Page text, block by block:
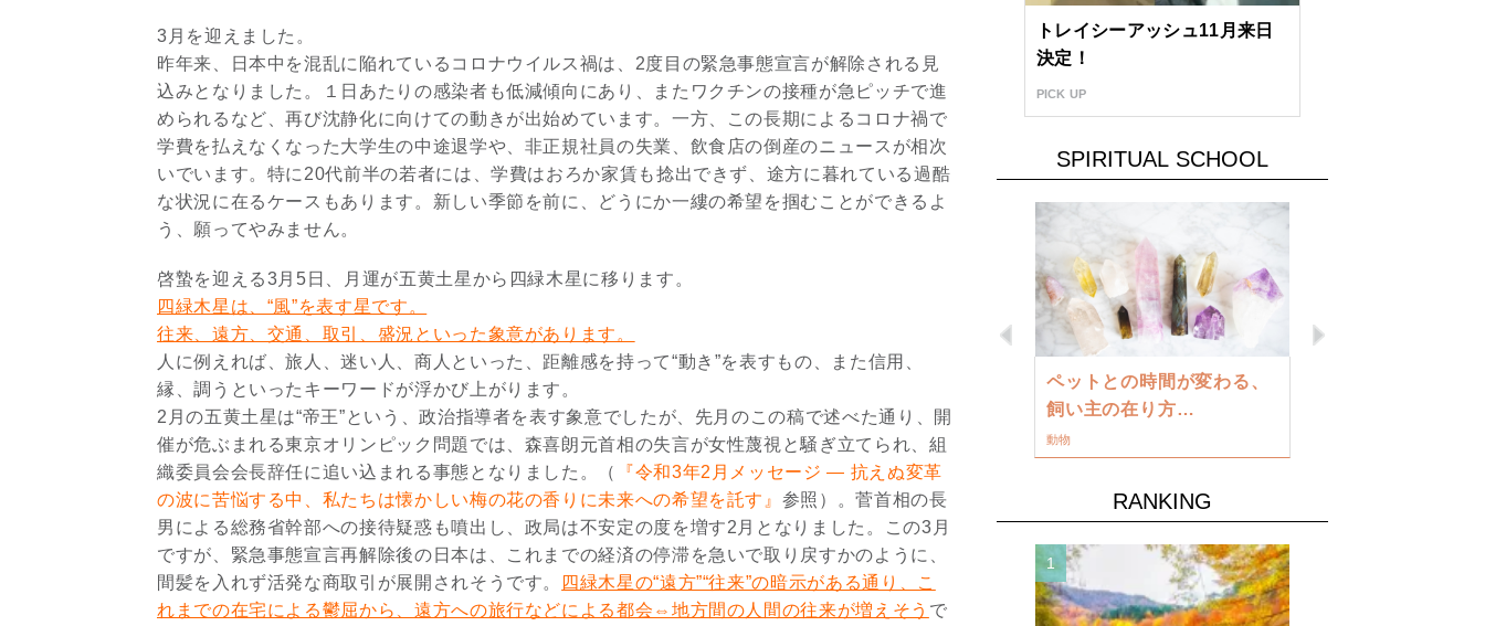
3月を迎えました。
昨年来、日本中を混乱に陥れているコロナウイルス禍は、2度目の緊急事態宣言が解除される見
込みとなりました。１日あたりの感染者も低減傾向にあり、またワクチンの接種が急ピッチで進
められるなど、再び沈静化に向けての動きが出始めています。一方、この長期によるコロナ禍で
学費を払えなくなった大学生の中途退学や、非正規社員の失業、飲食店の倒産のニュースが相次
いでいます。特に20代前半の若者には、学費はおろか家賃も捻出できず、途方に暮れている過酷
な状況に在るケースもあります。新しい季節を前に、どうにか一縷の希望を掴むことができるよ
う、願ってやみません。
啓蟄を迎える3月5日、月運が五黄土星から四緑木星に移ります。
四緑木星は、“風”を表す星です。
往来、遠方、交通、取引、盛況といった象意があります。
人に例えれば、旅人、迷い人、商人といった、距離感を持って“動き”を表すもの、また信用、
縁、調うといったキーワードが浮かび上がります。
2月の五黄土星は“帝王”という、政治指導者を表す象意でしたが、先月のこの稿で述べた通り、開
催が危ぶまれる東京オリンピック問題では、森喜朗元首相の失言が女性蔑視と騒ぎ立てられ、組
織委員会会長辞任に追い込まれる事態となりました。（
『令和3年2月メッセージ — 抗えぬ変革
の波に苦悩する中、私たちは懐かしい梅の花の香りに未来への希望を託す』 参照）。菅首相の長
男による総務省幹部への接待疑惑も噴出し、政局は不安定の度を増す2月となりました。この3月
ですが、緊急事態宣言再解除後の日本は、これまでの経済の停滞を急いで取り戻すかのように、
間髪を入れず活発な商取引が展開されそうです。
四緑木星の“遠方”“往来”の暗示がある通り、こ
れまでの在宅による鬱屈から、遠方への旅行などによる都会⇔地方間の人間の往来が増えそう で
トレイシーアッシュ11月来日
決定！
PICK UP
SPIRITUAL SCHOOL
Previous
スピリチュアルは現実を動
インタビュー
ペットとの時間が変わる、
飼い主の在り方…
動物
RANKING
3 1